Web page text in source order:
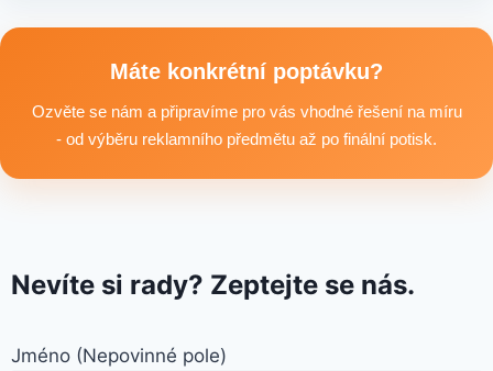
textilní produkty vhodné pro branding, promo akce i firemní
Máte konkrétní poptávku?
Ozvěte se nám a připravíme pro vás vhodné řešení na míru
- od výběru reklamního předmětu až po finální potisk.
Nevíte si rady? Zeptejte se nás.
Jméno (Nepovinné pole)